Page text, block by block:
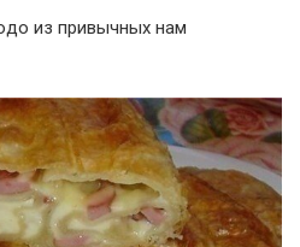
из привычных нам